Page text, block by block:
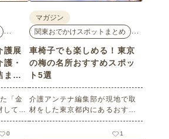
…
護展
・
まっ
「金
してき
演か
講
0
マガジン
関東おでかけスポットまとめ
…
車椅子でも楽しめる！東京
の梅の名所おすすめスポッ
ト5選
介護アンテナ編集部が現地で取
材をした東京都内にあるおすす
めの梅の名所を５選紹介しま
す。見どころはもちろんのこと
1